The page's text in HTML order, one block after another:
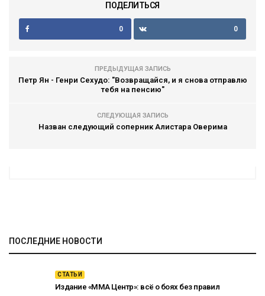
ПОДЕЛИТЬСЯ
0 0
ПРЕДЫДУЩАЯ ЗАПИСЬ
Петр Ян - Генри Сехудо: "Возвращайся, и я снова отправлю
тебя на пенсию"
СЛЕДУЮЩАЯ ЗАПИСЬ
Назван следующий соперник Алистара Оверима
ПОСЛЕДНИЕ НОВОСТИ
СТАТЬИ
Издание «ММА Центр»: всё о боях без правил